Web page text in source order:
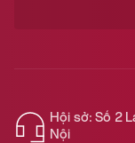
Hội sở: Số 2
Nội